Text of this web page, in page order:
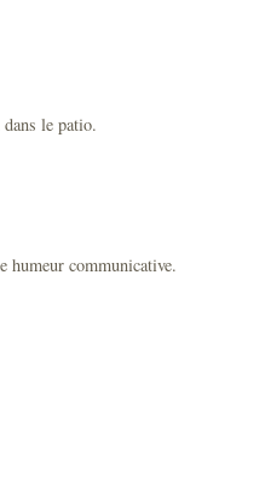
le patio.
humeur communicative.